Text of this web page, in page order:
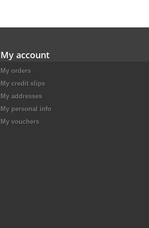
My account
My orders
My credit slips
My addresses
My personal info
My vouchers